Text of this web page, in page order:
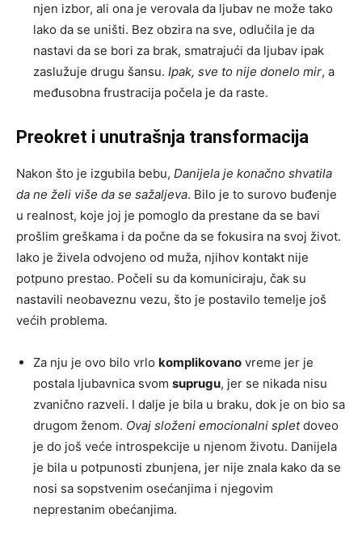
njen izbor, ali ona je verovala da ljubav ne može tako
lako da se uništi. Bez obzira na sve, odlučila je da
nastavi da se bori za brak, smatrajući da ljubav ipak
zaslužuje drugu šansu. Ipak, sve to nije donelo mir, a
međusobna frustracija počela je da raste.
Preokret i unutrašnja transformacija
Nakon što je izgubila bebu, Danijela je konačno shvatila
da ne želi više da se sažaljeva. Bilo je to surovo buđenje
u realnost, koje joj je pomoglo da prestane da se bavi
prošlim greškama i da počne da se fokusira na svoj život.
Iako je živela odvojeno od muža, njihov kontakt nije
potpuno prestao. Počeli su da komuniciraju, čak su
nastavili neobaveznu vezu, što je postavilo temelje još
većih problema.
Za nju je ovo bilo vrlo komplikovano vreme jer je
postala ljubavnica svom suprugu, jer se nikada nisu
zvanično razveli. I dalje je bila u braku, dok je on bio sa
drugom ženom. Ovaj složeni emocionalni spletdoveo
je do još veće introspekcije u njenom životu. Danijela
je bila u potpunosti zbunjena, jer nije znala kako da se
nosi sa sopstvenim osećanjima i njegovim
neprestanim obećanjima.